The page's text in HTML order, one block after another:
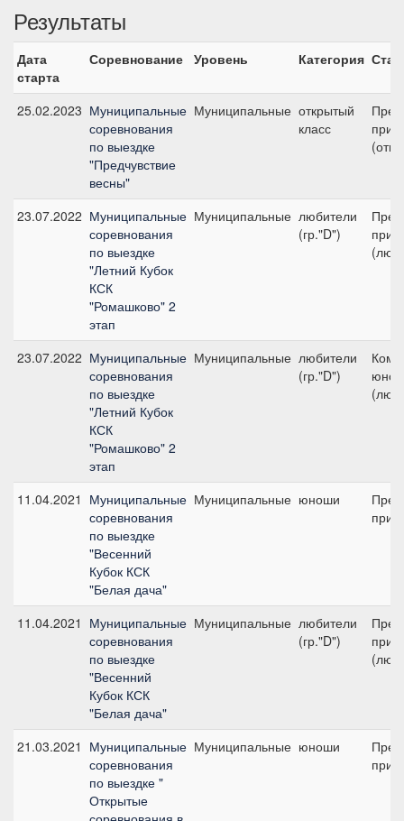
Результаты
Дата
старта
Соревнование Уровень Категория
25.02.2023 Муниципальные
соревнования
по выездке
"Предчувствие
весны"
Муниципальные открытый
класс
23.07.2022 Муниципальные
соревнования
по выездке
"Летний Кубок
КСК
"Ромашково" 2
этап
Муниципальные любители
(гр."D")
23.07.2022 Муниципальные
соревнования
по выездке
"Летний Кубок
КСК
"Ромашково" 2
этап
Муниципальные любители
(гр."D")
11.04.2021 Муниципальные
соревнования
по выездке
"Весенний
Кубок КСК
"Белая дача"
Муниципальные юноши
11.04.2021 Муниципальные
соревнования
по выездке
"Весенний
Кубок КСК
"Белая дача"
Муниципальные любители
(гр."D")
приз
21.03.2021 Муниципальные
соревнования
по выездке "
Открытые
Муниципальные юноши